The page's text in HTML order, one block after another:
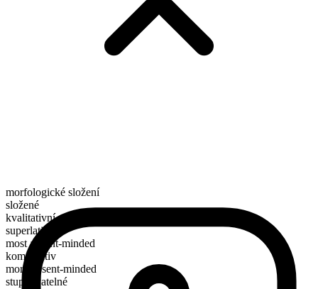
morfologické složení
složené
kvalitativní
superlativ
most absent-minded
komparativ
more absent-minded
stupňovatelné